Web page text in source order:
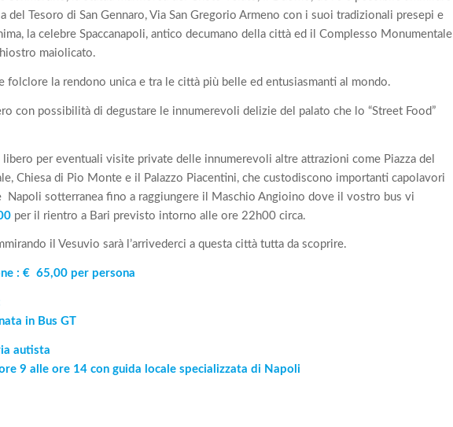
del Tesoro di San Gennaro, Via San Gregorio Armeno con i suoi tradizionali presepi e
la celebre Spaccanapoli, antico decumano della città ed il Complesso Monumentale
maiolicato.
folclore la rendono unica e tra le città più belle ed entusiasmanti al mondo.
con possibilità di degustare le innumerevoli delizie del palato che lo “Street Food”
per eventuali visite private delle innumerevoli altre attrazioni come Piazza del
Chiesa di Pio Monte e il Palazzo Piacentini, che custodiscono importanti capolavori
Napoli sotterranea fino a raggiungere il Maschio Angioino dove il vostro bus vi
per il rientro a Bari previsto intorno alle ore 22h00 circa.
il Vesuvio sarà l’arrivederci a questa città tutta da scoprire.
: € 65,00 per persona
in Bus GT
autista
9 alle ore 14 con guida locale specializzata di Napoli